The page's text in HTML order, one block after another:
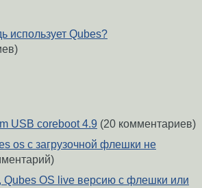
использует Qubes?
USB coreboot 4.9 (20 комментариев)
os с загрузочной флешки не
Qubes OS live версию с флешки или